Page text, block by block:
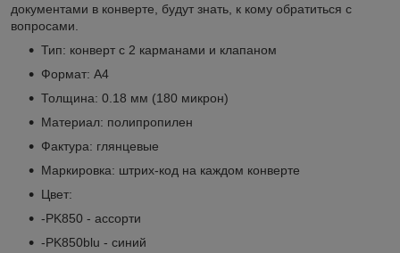
документами в конверте, будут знать, к кому обратиться с
вопросами.
Тип: конверт с 2 карманами и клапаном
Формат: А4
Толщина: 0.18 мм (180 микрон)
Материал: полипропилен
Фактура: глянцевые
Маркировка: штрих-код на каждом конверте
Цвет:
-PK850 - ассорти
-PK850blu - синий